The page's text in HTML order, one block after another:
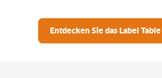
Entdecken Sie das Label